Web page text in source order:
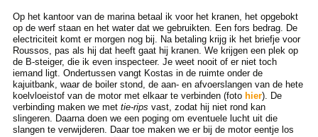
Op het kantoor van de marina betaal ik voor het kranen, het opgebokt
op de werf staan en het water dat we gebruikten. Een fors bedrag. De
electriciteit komt er morgen nog bij. Na betaling krijg ik het briefje voor
Roussos, pas als hij dat heeft gaat hij kranen. We krijgen een plek op
de B-steiger, die ik even inspecteer. Je weet nooit of er niet toch
iemand ligt. Ondertussen vangt Kostas in de ruimte onder de
kajuitbank, waar de boiler stond, de aan- en afvoerslangen van de hete
koelvloeistof van de motor met elkaar te verbinden (foto hier). De
verbinding maken we met tie-rips vast, zodat hij niet rond kan
slingeren. Daarna doen we een poging om eventuele lucht uit die
slangen te verwijderen. Daar toe maken we er bij de motor eentje los